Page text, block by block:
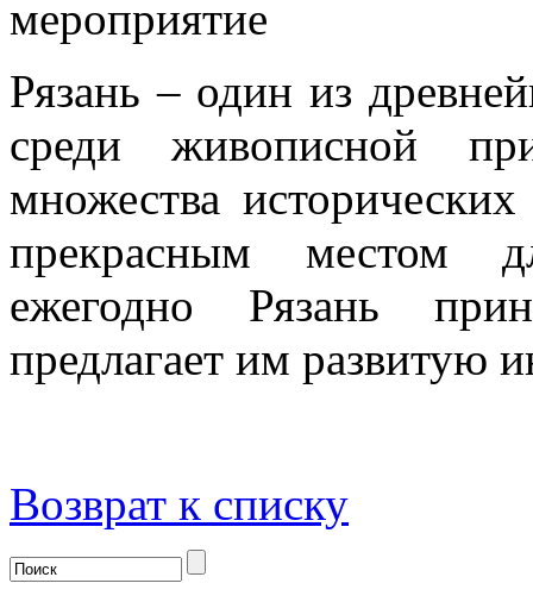
мероприятие
Рязань – один из
среди живописной
множества
прекрасным местом
ежегодно Рязань
предлагает им развитую
Возврат к списку